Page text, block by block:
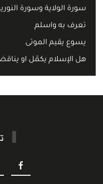
سورة الولاية وسورة
تعرف به واسلم
يسوع يقيم الموتى
هل الإسلام يكمّل او